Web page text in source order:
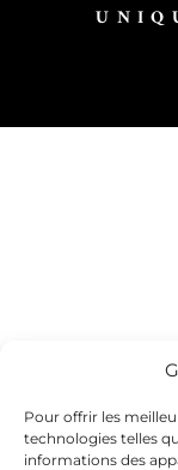
Pour offrir les
technologies telles
informations des